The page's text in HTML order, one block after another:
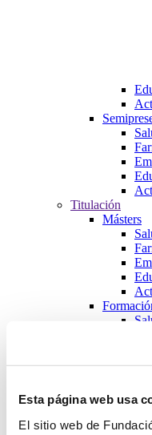
Esta página web usa
El sitio web de
Titulación
Másters
Cursos